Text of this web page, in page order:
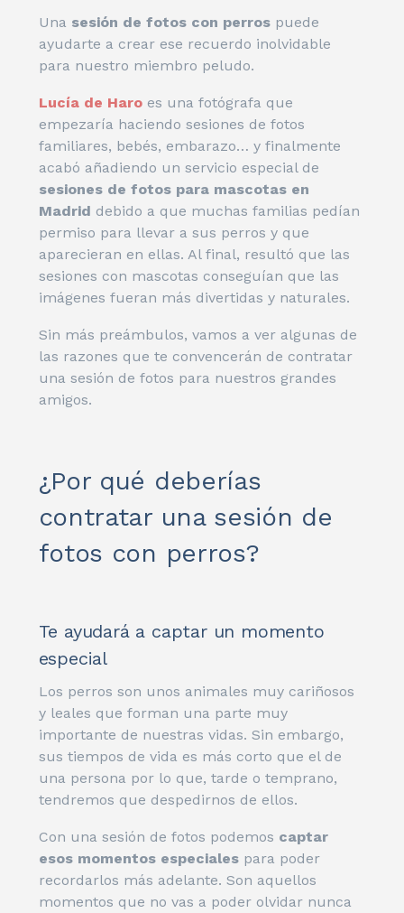
Una sesión de fotos con perrospuede
ayudarte a crear ese recuerdo inolvidable
para nuestro miembro peludo.
Lucía de Haroes una fotógrafa que
empezaría haciendo sesiones de fotos
familiares, bebés, embarazo… y finalmente
acabó añadiendo un servicio especial de
sesiones de fotos para mascotas en
Madrid debido a que muchas familias pedían
permiso para llevar a sus perros y que
aparecieran en ellas. Al final, resultó que las
sesiones con mascotas conseguían que las
imágenes fueran más divertidas y naturales.
Sin más preámbulos, vamos a ver algunas de
las razones que te convencerán de contratar
una sesión de fotos para nuestros grandes
amigos.
¿Por qué deberías
contratar una sesión de
fotos con perros?
Te ayudará a captar un momento
especial
Los perros son unos animales muy cariñosos
y leales que forman una parte muy
importante de nuestras vidas. Sin embargo,
sus tiempos de vida es más corto que el de
una persona por lo que, tarde o temprano,
tendremos que despedirnos de ellos.
Con una sesión de fotos podemos captar
esos momentos especialespara poder
recordarlos más adelante. Son aquellos
momentos que no vas a poder olvidar nunca